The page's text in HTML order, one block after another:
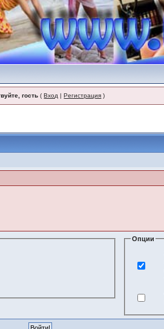
гость (Вход |Регистрация )
Опции